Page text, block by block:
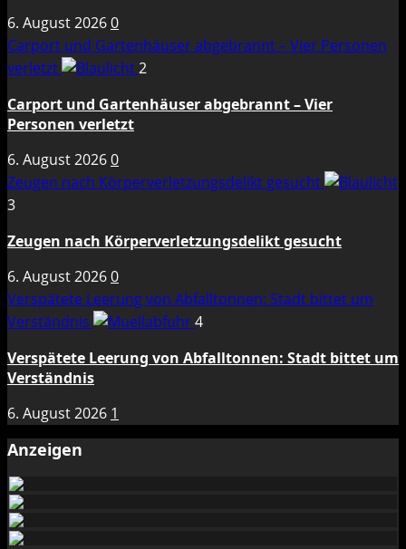
6. August 20260
Carport und Gartenhäuser abgebrannt – Vier Personen
verletzt
2
Carport und Gartenhäuser abgebrannt – Vier
Personen verletzt
6. August 20260
Zeugen nach Körperverletzungsdelikt gesucht
3
Zeugen nach Körperverletzungsdelikt gesucht
6. August 20260
Verspätete Leerung von Abfalltonnen: Stadt bittet um
Verständnis
4
Verspätete Leerung von Abfalltonnen: Stadt bittet um
Verständnis
6. August 2026 1
Anzeigen